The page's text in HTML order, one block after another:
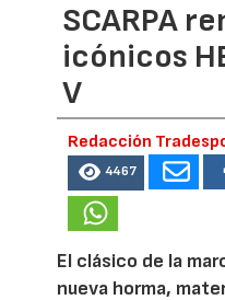
SCARPA
icónicos
V
Redacción
4467
El clásico de la
nueva horma,